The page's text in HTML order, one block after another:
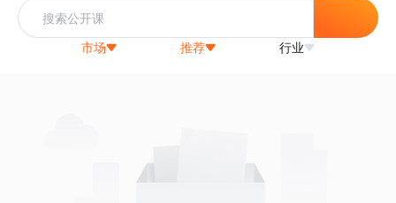
市场 推荐 行业